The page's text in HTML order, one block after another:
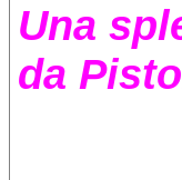
Una
da